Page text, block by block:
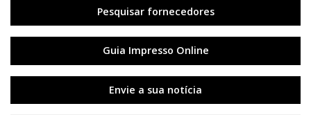
Pesquisar fornecedores
Guia Impresso Online
Envie a sua notícia